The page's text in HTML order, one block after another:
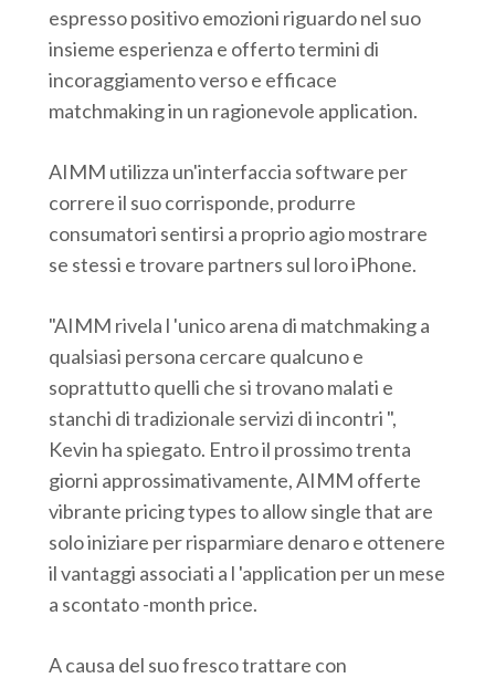
espresso positivo emozioni riguardo nel suo
insieme esperienza e offerto termini di
incoraggiamento verso e efficace
matchmaking in un ragionevole application.
AIMM utilizza un'interfaccia software per
correre il suo corrisponde, produrre
consumatori sentirsi a proprio agio mostrare
se stessi e trovare partners sul loro iPhone.
"AIMM rivela l 'unico arena di matchmaking a
qualsiasi persona cercare qualcuno e
soprattutto quelli che si trovano malati e
stanchi di tradizionale servizi di incontri ",
Kevin ha spiegato. Entro il prossimo trenta
giorni approssimativamente, AIMM offerte
vibrante pricing types to allow single that are
solo iniziare per risparmiare denaro e ottenere
il vantaggi associati a l 'application per un mese
a scontato -month price.
A causa del suo fresco trattare con